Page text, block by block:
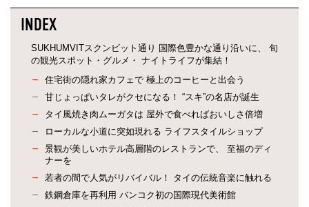
SUKHUMVITスクンビット通り 国際色豊かな通り沿いに、 旬
の観光スポット・グルメ・ ナイトライフが集結！
住宅街の隠れ家カフェで 極上のコーヒーと出会う
甘じょっぱいタレがクセになる！ “スキ”の名店が誕生
タイ風焼き肉ムーガタは 屋外で食べればおいしさ倍増
ローカルな小道に突如現れる ライフスタイルショップ
景観が美しいホテル高層階のレストランで、 至福のディ
ナーを
若者の間で人気がリバイバル！ タイの伝統音楽に触れる
鉄鋼倉庫を再利用 バンコク初の国際現代美術館